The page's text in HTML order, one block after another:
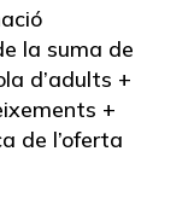
la suma de
d’adults +
+
de l’oferta